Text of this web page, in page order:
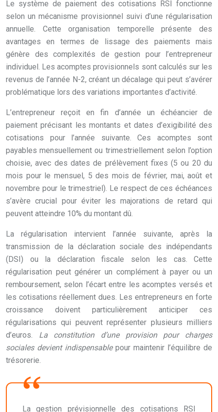
Le système de paiement des cotisations RSI fonctionne
selon un mécanisme provisionnel suivi d’une régularisation
annuelle. Cette organisation temporelle présente des
avantages en termes de lissage des paiements mais
génère des complexités de gestion pour l’entrepreneur
individuel. Les acomptes provisionnels sont calculés sur les
revenus de l’année N-2, créant un décalage qui peut s’avérer
problématique lors des variations importantes d’activité.
L’entrepreneur reçoit en fin d’année un échéancier de
paiement précisant les montants et dates d’exigibilité des
cotisations pour l’année suivante. Ces acomptes sont
payables mensuellement ou trimestriellement selon l’option
choisie, avec des dates de prélèvement fixes (5 ou 20 du
mois pour le mensuel, 5 des mois de février, mai, août et
novembre pour le trimestriel). Le respect de ces échéances
s’avère crucial pour éviter les majorations de retard qui
peuvent atteindre 10% du montant dû.
La régularisation intervient l’année suivante, après la
transmission de la déclaration sociale des indépendants
(DSI) ou la déclaration fiscale selon les cas. Cette
régularisation peut générer un complément à payer ou un
remboursement, selon l’écart entre les acomptes versés et
les cotisations réellement dues. Les entrepreneurs en forte
croissance doivent particulièrement anticiper ces
régularisations qui peuvent représenter plusieurs milliers
d’euros. La constitution d’une provision pour charges
sociales devient indispensable pour maintenir l’équilibre de
trésorerie.
La gestion prévisionnelle des cotisations RSI